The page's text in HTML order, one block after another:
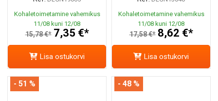
Kohaletoimetamine vahemikus
11/08 kuni 12/08
15,78 €* 7,35 €*
Lisa ostukorvi
Kohaletoimetamine vahemikus
11/08 kuni 12/08
17,58 €* 8,62 €*
Lisa ostukorvi
- 51 % - 48 %